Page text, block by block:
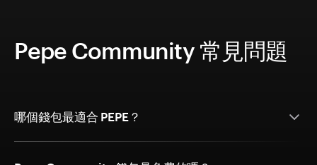
Pepe Community 常見問題
哪個錢包最適合 PEPE？